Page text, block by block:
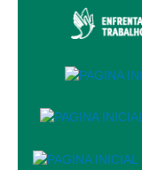
Grupo
Comitê
Automação e